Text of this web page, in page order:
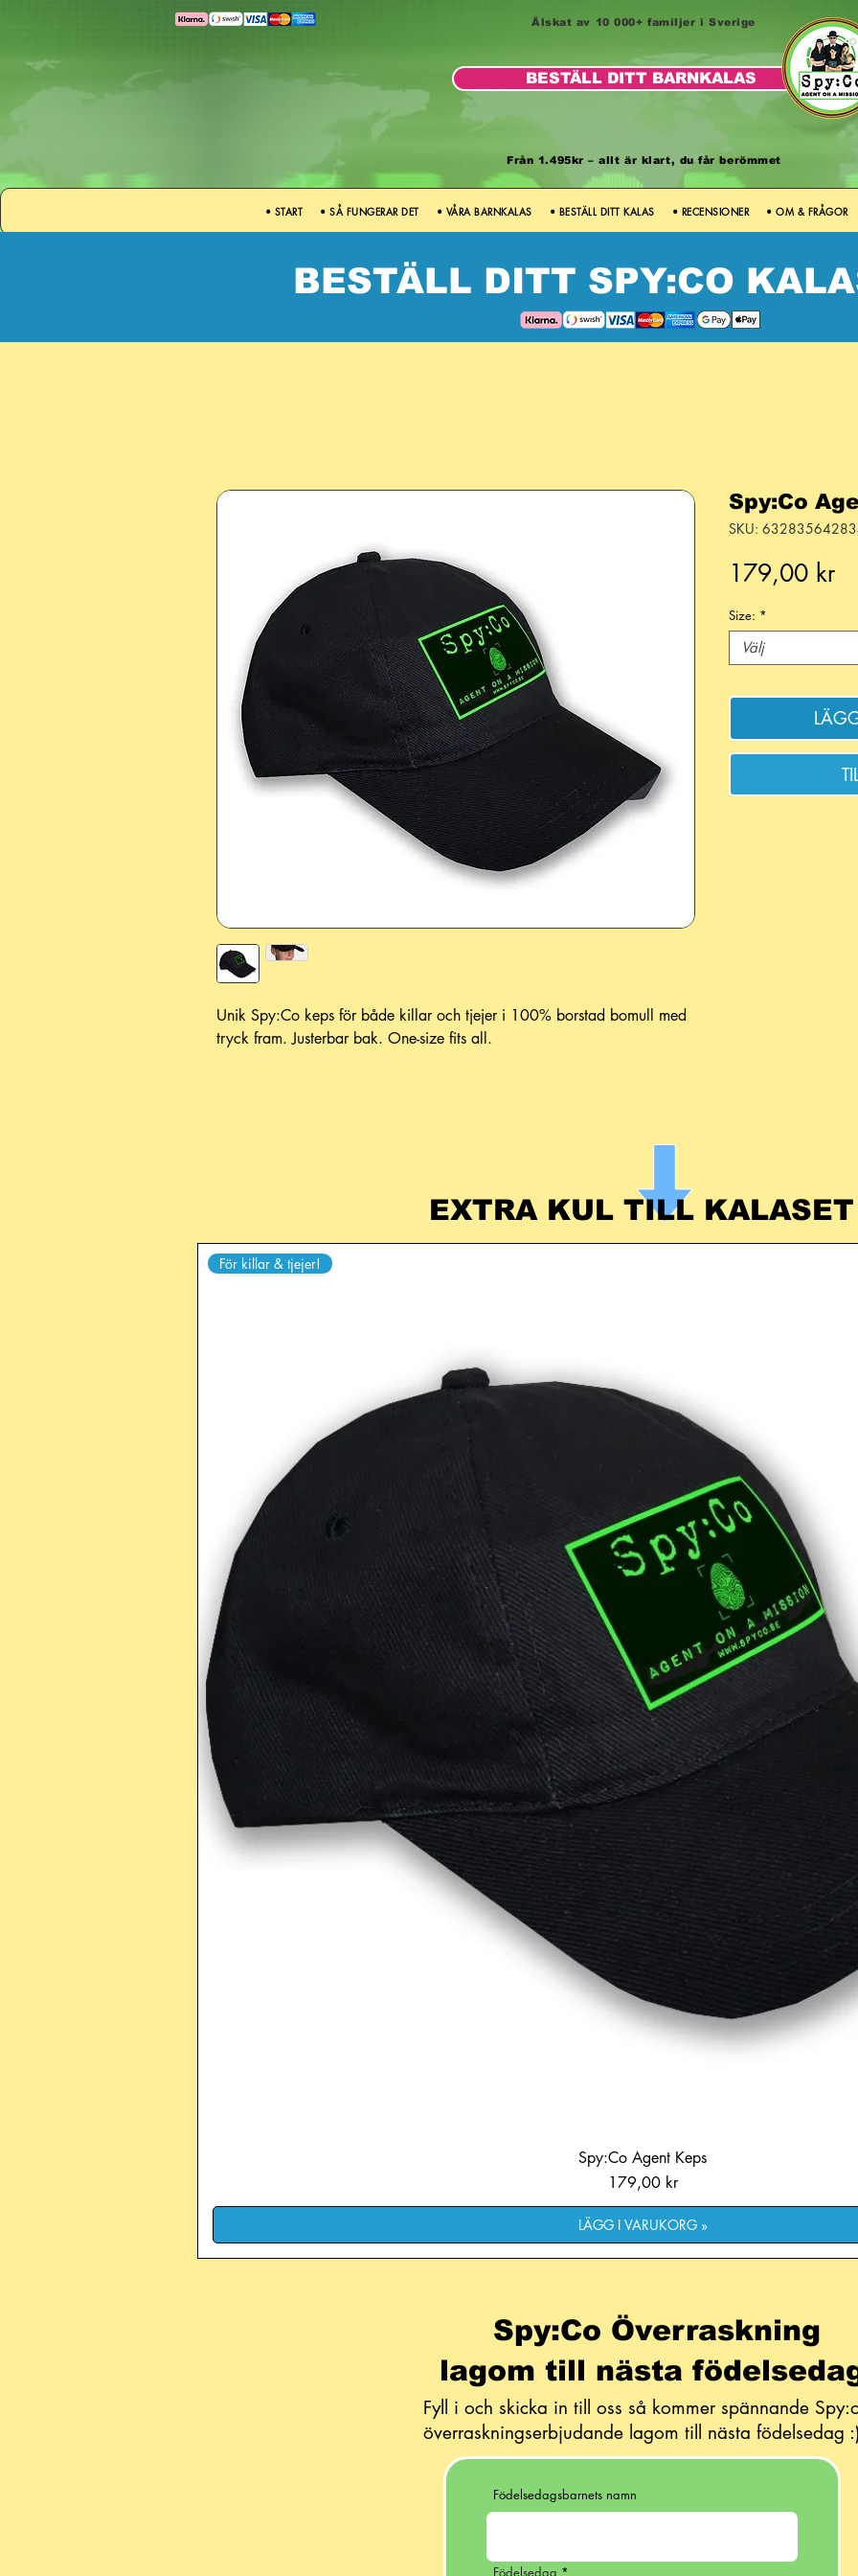
Älskat av 10 000+ familjer i Sverige
BESTÄLL DITT BARNKALAS
Från 1.495kr – allt är klart, du får berömmet
• START • SÅ FUNGERAR DET • VÅRA BARNKALAS • BESTÄLL DITT KALAS • RECENSIONER • OM & FRÅGOR
BESTÄLL DITT SPY:CO
Unik Spy:Co keps för både killar och tjejer i 100% borstad bomull med
tryck fram. Justerbar bak. One-size fits all.
Spy:Co
SKU:
179,00 krPris
Size: *
Välj
EXTRA KUL TILL KALASET
För killar & tjejer!
Spy:Co Agent Keps
Pris
179,00 kr
LÄGG I VARUKORG »
Spy:Co Överraskning
lagom till nästa
Fyll i och skicka in till oss så kommer spännande
överraskningserbjudande lagom till nästa födelsedag :)
Födelsedagsbarnets namn
Födelsedag *